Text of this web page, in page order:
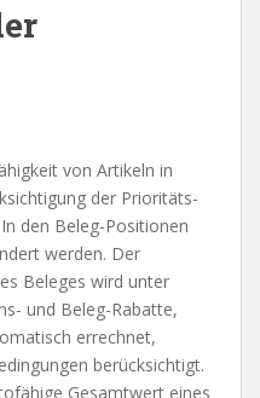
von Artikeln in
der Prioritäts-
den Beleg-Positionen
werden. Der
Beleges wird unter
und Beleg-Rabatte,
errechnet,
berücksichtigt.
Gesamtwert eines